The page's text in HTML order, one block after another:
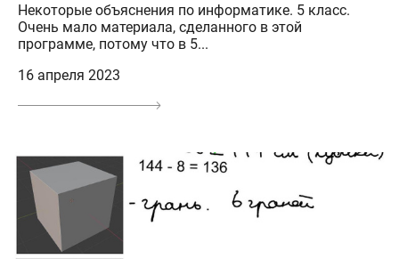
Некоторые объяснения по информатике. 5 класс.
Очень мало материала, сделанного в этой
программе, потому что в 5...
16 апреля 2023